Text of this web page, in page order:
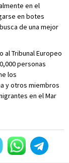
en el
en botes
de una mejor
al Tribunal Europeo
personas
los
y otros miembros
en el Mar